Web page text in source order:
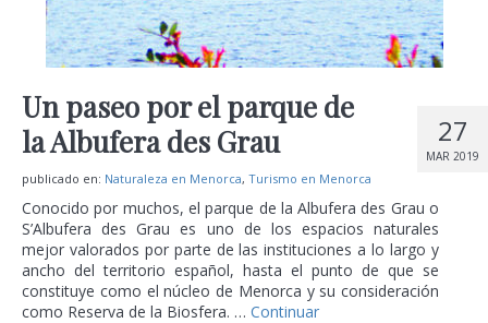
27
MAR 2019
Un paseo por el parque de
la Albufera des Grau
publicado en: Naturaleza en Menorca, Turismo en Menorca
Conocido por muchos, el parque de la Albufera des Grau o
S’Albufera des Grau es uno de los espacios naturales
mejor valorados por parte de las instituciones a lo largo y
ancho del territorio español, hasta el punto de que se
constituye como el núcleo de Menorca y su consideración
como Reserva de la Biosfera. … Continuar